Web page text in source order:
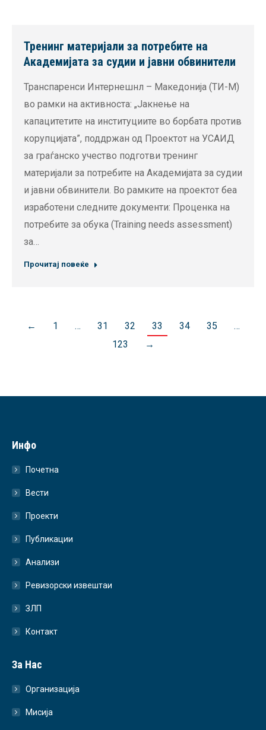
Тренинг материјали за потребите на
Академијата за судии и јавни обвинители
Транспаренси Интернешнл – Македонија (ТИ-М)
во рамки на активноста: „Јакнење на
капацитетите на институциите во борбата против
корупцијата”, поддржан од Проектот на УСАИД
за граѓанско учество подготви тренинг
материјали за потребите на Академијата за судии
и јавни обвинители. Во рамките на проектот беа
изработени следните документи: Проценка на
потребите за обука (Training needs assessment)
за…
Прочитај повеќе
← 1 … 31 32 33 34 35
…
123
→
Инфо
Почетна
Вести
Проекти
Публикации
Анализи
Ревизорски извештаи
ЗЛП
Контакт
За Нас
Организација
Мисија